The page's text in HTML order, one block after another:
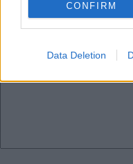
CONFIRM
Data Deletion
Website
Add Comment*